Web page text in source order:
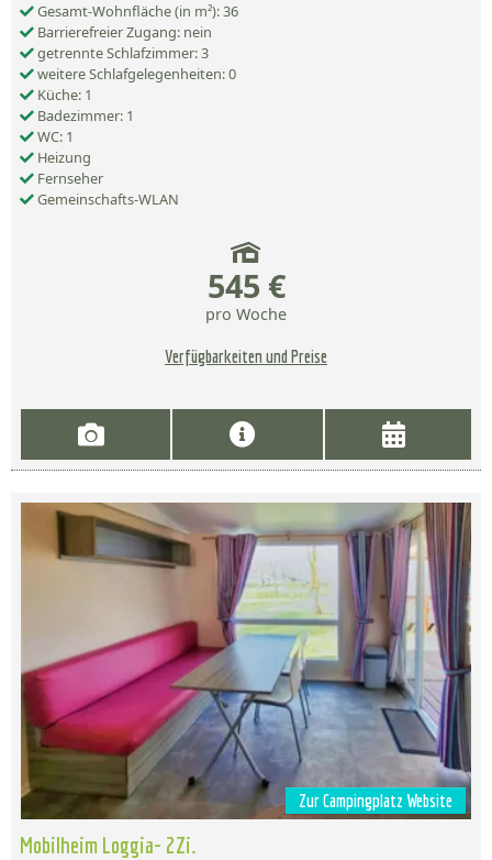
Gesamt-Wohnfläche (in m²): 36
Barrierefreier Zugang: nein
getrennte Schlafzimmer: 3
weitere Schlafgelegenheiten: 0
Küche: 1
Badezimmer: 1
WC: 1
Heizung
Fernseher
Gemeinschafts-WLAN
545 €
pro Woche
Verfügbarkeiten und Preise
Zur Campingplatz Website
Mobilheim Loggia- 2Zi.